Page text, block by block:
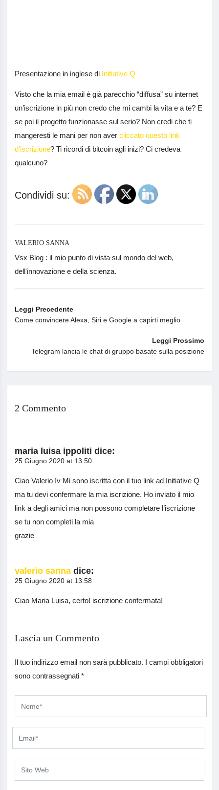
Presentazione in inglese di Initiative Q
Visto che la mia email è già parecchio “diffusa” su internet
un’iscrizione in più non credo che mi cambi la vita e a te? E
se poi il progetto funzionasse sul serio? Non credi che ti
mangeresti le mani per non aver cliccato questo link
d’iscrizione? Ti ricordi di bitcoin agli inizi? Ci credeva
qualcuno?
Condividi su:
VALERIO SANNA
Vsx Blog : il mio punto di vista sul mondo del web,
dell'innovazione e della scienza.
Leggi Precedente
Come convincere Alexa, Siri e Google a capirti meglio
Leggi Prossimo
Telegram lancia le chat di gruppo basate sulla posizione
2 Commento
maria luisa ippoliti dice:
25 Giugno 2020 at 13:50
Ciao Valerio !v Mi sono iscritta con il tuo link ad Initiative Q
ma tu devi confermare la mia iscrizione. Ho inviato il mio
link a degli amici ma non possono completare l’iscrizione
se tu non completi la mia
grazie
valerio sanna dice:
25 Giugno 2020 at 13:58
Ciao Maria Luisa, certo! iscrizione confermata!
Lascia un Commento
Il tuo indirizzo email non sarà pubblicato. I campi obbligatori
sono contrassegnati *